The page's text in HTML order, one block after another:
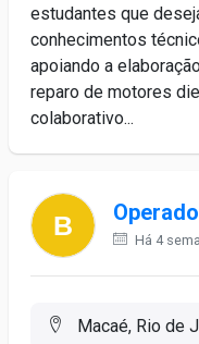
estudantes que
conhecimentos
apoiando a
reparo de motores
colaborativo...
Há 4
Macaé, Rio de